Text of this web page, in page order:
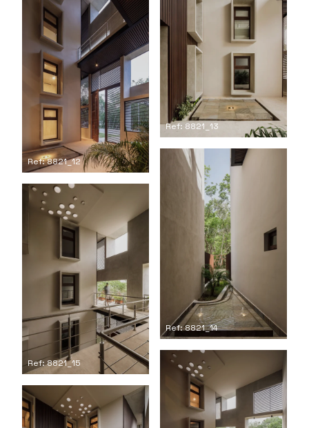
Ref: 8821_12
Ref: 8821_13
Ref: 8821_14
Ref: 8821_15